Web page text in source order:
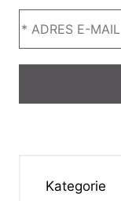
Kategorie